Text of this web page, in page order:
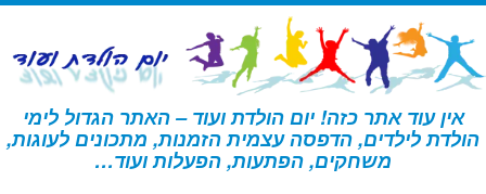
דלג
לתוכן
אין עוד אתר כזה! יום הולדת ועוד – האתר הגדול לימי
הולדת לילדים, הדפסה עצמית הזמנות, מתכונים לעוגות,
משחקים, הפתעות, הפעלות ועוד… דף הבית » פו הדוב » יצירה – פו הדוב